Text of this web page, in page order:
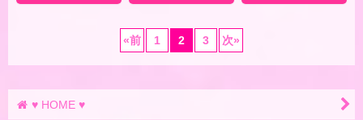
«前 1 2 3 次»
♥ HOME ♥